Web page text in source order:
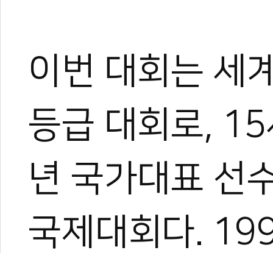
이번 대회는 세
등급 대회로,
년 국가대표 선
국제대회다.